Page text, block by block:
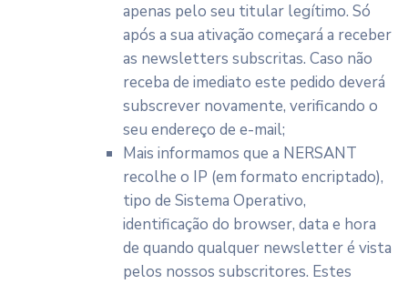
apenas pelo seu titular legítimo. Só
após a sua ativação começará a receber
as newsletters subscritas. Caso não
receba de imediato este pedido deverá
subscrever novamente, verificando o
seu endereço de e-mail;
Mais informamos que a NERSANT
recolhe o IP (em formato encriptado),
tipo de Sistema Operativo,
identificação do browser, data e hora
de quando qualquer newsletter é vista
pelos nossos subscritores. Estes